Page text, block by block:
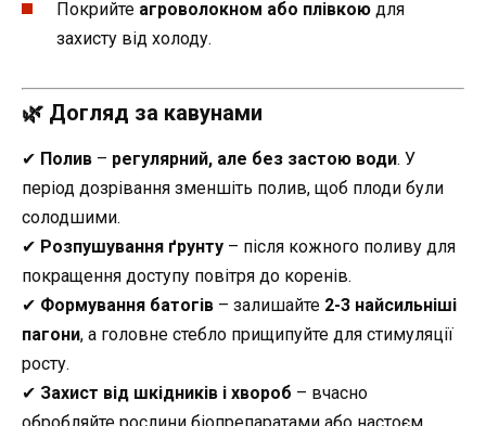
Покрийте агроволокном або плівкою для
захисту від холоду.
🌿 Догляд за кавунами
✔ Полив – регулярний, але без застою води. У
період дозрівання зменшіть полив, щоб плоди були
солодшими.
✔ Розпушування ґрунту – після кожного поливу для
покращення доступу повітря до коренів.
✔ Формування батогів – залишайте 2-3 найсильніші
пагони, а головне стебло прищипуйте для стимуляції
росту.
✔ Захист від шкідників і хвороб – вчасно
обробляйте рослини біопрепаратами або настоєм